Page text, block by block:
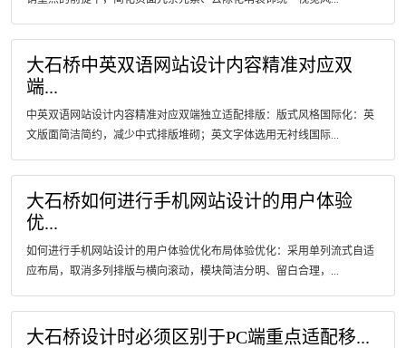
大石桥中英双语网站设计内容精准对应双
端...
中英双语网站设计内容精准对应双端独立适配排版：版式风格国际化：英
文版面简洁简约，减少中式排版堆砌；英文字体选用无衬线国际...
大石桥如何进行手机网站设计的用户体验
优...
如何进行手机网站设计的用户体验优化布局体验优化：采用单列流式自适
应布局，取消多列排版与横向滚动，模块简洁分明、留白合理，...
大石桥设计时必须区别于PC端重点适配移...